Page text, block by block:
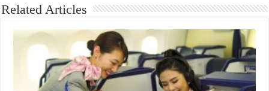
Related Articles